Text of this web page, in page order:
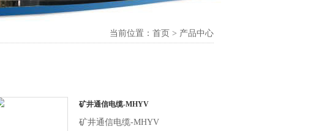
当前位置：首页 > 产品中心
矿井通信电缆-MHYV
2×2×7/0.52
矿井通信电缆-MHYV